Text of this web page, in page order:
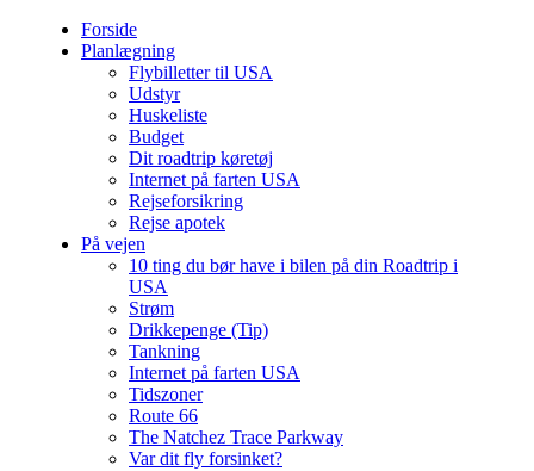
Forside
Planlægning
Flybilletter til USA
Udstyr
Huskeliste
Budget
Dit roadtrip køretøj
Internet på farten USA
Rejseforsikring
Rejse apotek
På vejen
10 ting du bør have i bilen på din Roadtrip i
USA
Strøm
Drikkepenge (Tip)
Tankning
Internet på farten USA
Tidszoner
Route 66
The Natchez Trace Parkway
Var dit fly forsinket?